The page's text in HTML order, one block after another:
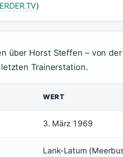
)
über Horst Steffen – von der
Trainerstation.
WERT
3. März 1969
Lank-Latum